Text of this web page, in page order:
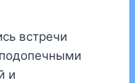
встречи
и